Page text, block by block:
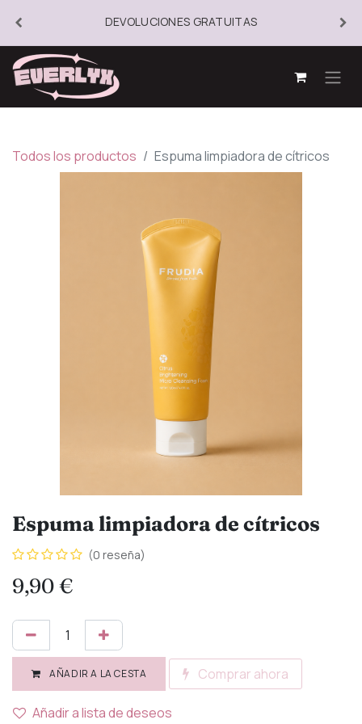
DEVOLUCIONES GRATUITAS
Todos los productos Espuma limpiadora de cítricos
Espuma limpiadora de cítricos
(0 reseña)
9,90€
AÑADIR A LA CESTA Comprar ahora
Añadir a lista de deseos